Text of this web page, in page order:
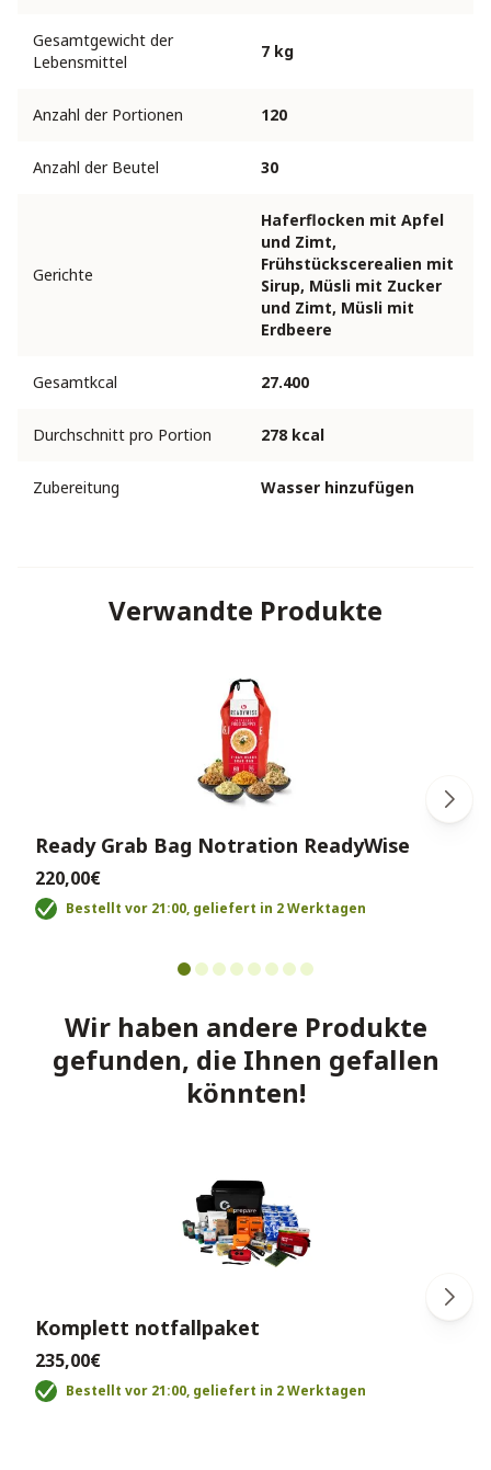
Gesamtgewicht der
Lebensmittel
7 kg
Anzahl der Portionen 120
Anzahl der Beutel 30
Gerichte
Haferflocken mit Apfel
und Zimt,
Frühstückscerealien mit
Sirup, Müsli mit Zucker
und Zimt, Müsli mit
Erdbeere
Gesamtkcal 27.400
Durchschnitt pro Portion 278 kcal
Zubereitung Wasser hinzufügen
Verwandte Produkte
Ready Grab Bag Notration ReadyWise
220,00€
Bestellt vor 21:00, geliefert in 2 Werktagen
Wir haben andere Produkte
gefunden, die Ihnen gefallen
könnten!
Komplett notfallpaket
235,00€
Bestellt vor 21:00, geliefert in 2 Werktagen